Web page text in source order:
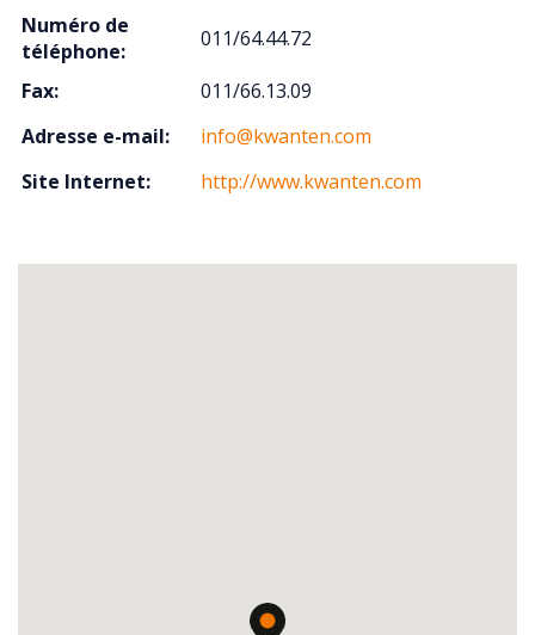
Numéro de
téléphone:
011/64.44.72
Fax:
011/66.13.09
Adresse e-mail:
info@kwanten.com
Site Internet:
http://www.kwanten.com